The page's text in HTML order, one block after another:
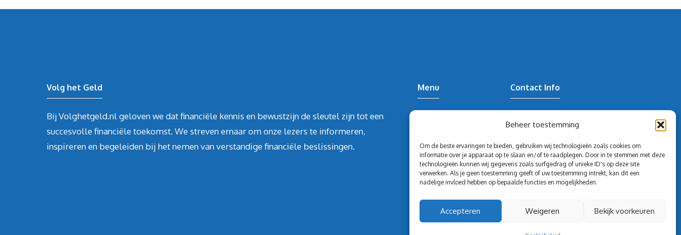
Beheer toestemming
Om de beste ervaringen te bieden, gebruiken wij technologieën zoals cookies om
informatie over je apparaat op te slaan en/of te raadplegen. Door in te stemmen met deze
technologieën kunnen wij gegevens zoals surfgedrag of unieke ID's op deze site
verwerken. Als je geen toestemming geeft of uw toestemming intrekt, kan dit een
nadelige invloed hebben op bepaalde functies en mogelijkheden.
Accepteren Weigeren Bekijk voorkeuren
Volg het Geld
Bij Volghetgeld.nl geloven we dat financiële kennis en bewustzijn de sleutel zijn tot een
succesvolle financiële toekomst. We streven ernaar om onze lezers te informeren,
inspireren en begeleiden bij het nemen van verstandige financiële beslissingen.
Menu
Blog
Contact
Blog
Contact Info